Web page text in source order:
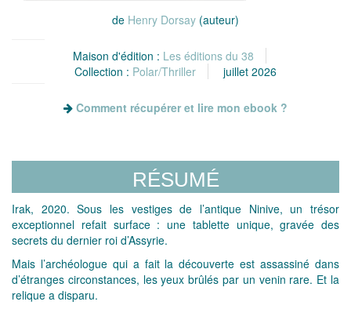
de Henry Dorsay (auteur)
Maison d'édition : Les éditions du 38
Collection : Polar/Thriller juillet 2026
Comment récupérer et lire mon ebook ?
RÉSUMÉ
Irak, 2020. Sous les vestiges de l’antique Ninive, un trésor
exceptionnel refait surface : une tablette unique, gravée des
secrets du dernier roi d’Assyrie.
Mais l’archéologue qui a fait la découverte est assassiné dans
d’étranges circonstances, les yeux brûlés par un venin rare. Et la
relique a disparu.